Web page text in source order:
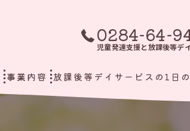
0284-64-
児童発達支援と放課後等デ
事業内容 放課後等デイサービスの1日